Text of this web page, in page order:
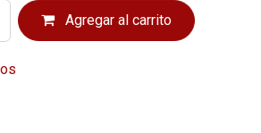
Agregar al carrito